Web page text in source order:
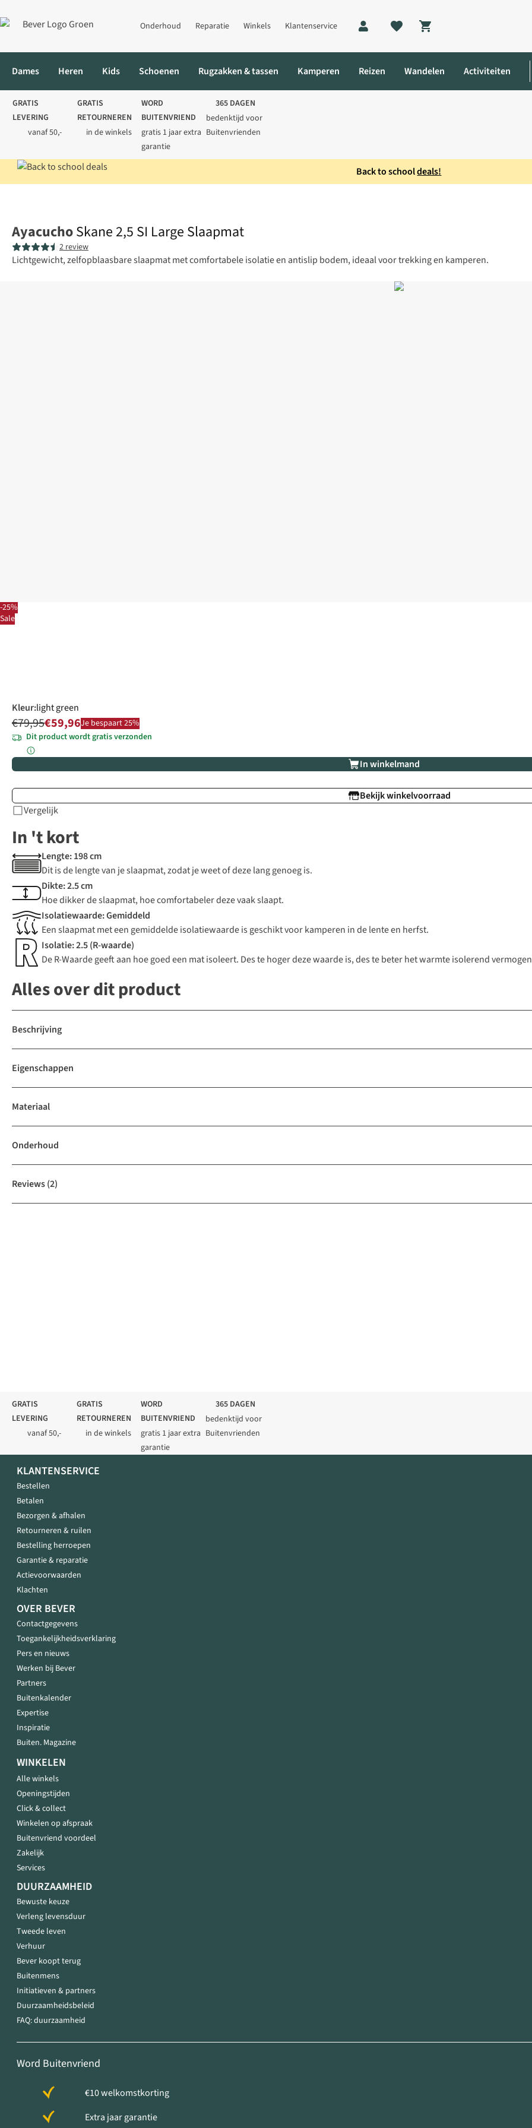
Onderhoud Reparatie Winkels Klantenservice
Shopping cart
Dames Heren Kids Schoenen Rugzakken & tassen Kamperen Reizen Wandelen Activiteiten
GRATIS
LEVERING
vanaf 50,-
GRATIS
RETOURNEREN
in de winkels
WORD
BUITENVRIEND
gratis 1 jaar extra
garantie
365 DAGEN
bedenktijd voor
Buitenvrienden
Back to schooldeals!
-25%
Sale
AyacuchoSkane 2,5 SI Large Slaapmat
2 review
Lichtgewicht, zelfopblaasbare slaapmat met comfortabele isolatie en antislip bodem, ideaal voor trekking en kamperen.
Kleur:light green
€79,95€59,96Je bespaart 25%
Dit product wordt gratis verzonden
In winkelmand
Bekijk winkelvoorraad
Vergelijk
In 't kort
Lengte: 198 cm
Dit is de lengte van je slaapmat, zodat je weet of deze lang genoeg is.
Dikte: 2.5 cm
Hoe dikker de slaapmat, hoe comfortabeler deze vaak slaapt.
Isolatiewaarde: Gemiddeld
Een slaapmat met een gemiddelde isolatiewaarde is geschikt voor kamperen in de lente en herfst.
Isolatie: 2.5 (R-waarde)
De R-Waarde geeft aan hoe goed een mat isoleert. Des te hoger deze waarde is, des te beter het warmte isolerend
Alles over dit product
Beschrijving
Eigenschappen
Materiaal
Onderhoud
Reviews(2)
GRATIS
LEVERING
vanaf 50,-
GRATIS
RETOURNEREN
in de winkels
WORD
BUITENVRIEND
gratis 1 jaar extra
garantie
365 DAGEN
bedenktijd voor
Buitenvrienden
KLANTENSERVICE
Bestellen
Betalen
Bezorgen & afhalen
Retourneren & ruilen
Bestelling herroepen
Garantie & reparatie
Actievoorwaarden
Klachten
OVER BEVER
Contactgegevens
Toegankelijkheidsverklaring
Pers en nieuws
Werken bij Bever
Partners
Buitenkalender
Expertise
Inspiratie
Buiten. Magazine
WINKELEN
Alle winkels
Openingstijden
Click & collect
Winkelen op afspraak
Buitenvriend voordeel
Zakelijk
Services
DUURZAAMHEID
Bewuste keuze
Verleng levensduur
Tweede leven
Verhuur
Bever koopt terug
Buitenmens
Initiatieven & partners
Duurzaamheidsbeleid
FAQ: duurzaamheid
Word Buitenvriend
€10 welkomstkorting
Extra jaar garantie